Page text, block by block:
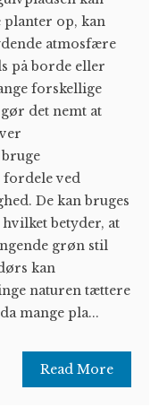
planter op, kan
atmosfære
på borde eller
forskellige
det nemt at
fordele ved
De kan bruges
betyder, at
grøn stil
kan
naturen tættere
mange pla...
Read More